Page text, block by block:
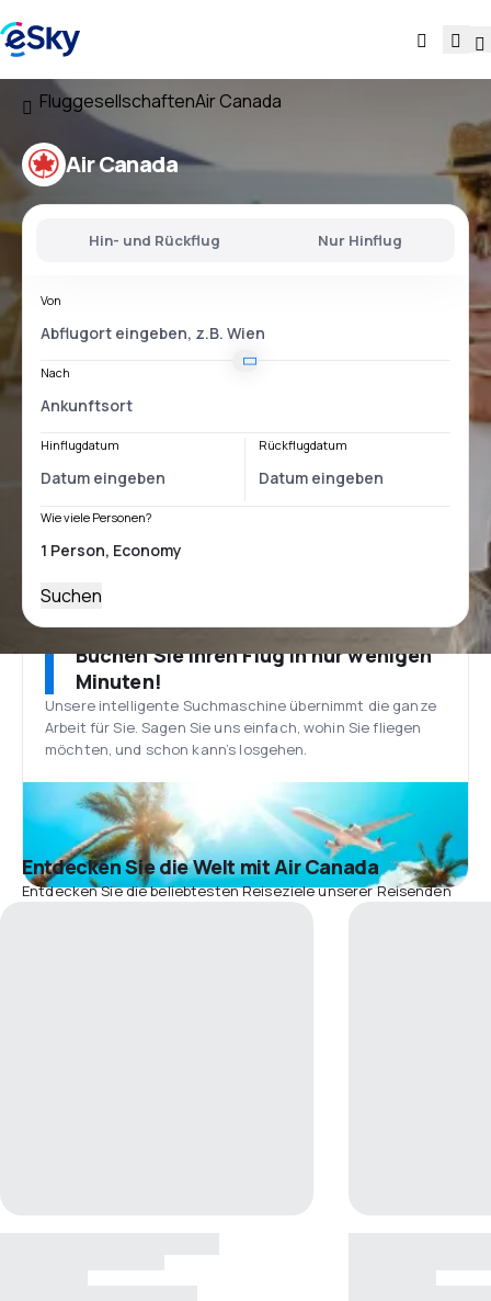
FluggesellschaftenAir Canada
Air Canada
Hin- und Rückflug Nur Hinflug
Von
Nach
Hinflugdatum Rückflugdatum
Wie viele Personen?
Suchen
Buchen Sie Ihren Flug in nur wenigen
Minuten!
Unsere intelligente Suchmaschine übernimmt die ganze
Arbeit für Sie. Sagen Sie uns einfach, wohin Sie fliegen
möchten, und schon kann’s losgehen.
Entdecken Sie die Welt mit Air Canada
Entdecken Sie die beliebtesten Reiseziele unserer Reisenden